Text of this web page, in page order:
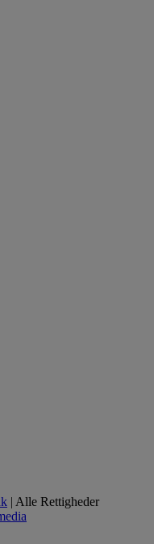
| Alle Rettigheder